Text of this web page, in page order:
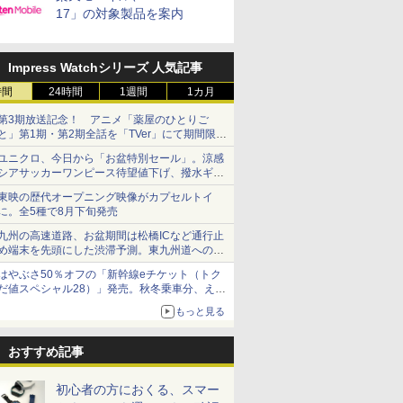
17」の対象製品を案内
Impress Watchシリーズ 人気記事
24時間 1週間 1カ月
3期放送記念！ アニメ「薬屋のひとりご
」第1期・第2期全話を「TVer」にて期間限定
順次無料配信開始
ニクロ、今日から「お盆特別セール」。涼感
アサッカーワンピース待望値下げ、撥水ギア
ョーツは1990円に
映の歴代オープニング映像がカプセルトイ
。全5種で8月下旬発売
州の高速道路、お盆期間は松橋ICなど通行止
端末を先頭にした渋滞予測。東九州道への迂
は料金調整を実施
やぶさ50％オフの「新幹線eチケット（トク
値スペシャル28）」発売。秋冬乗車分、えき
もっと見る
おすすめ記事
初心者の方におくる、スマー